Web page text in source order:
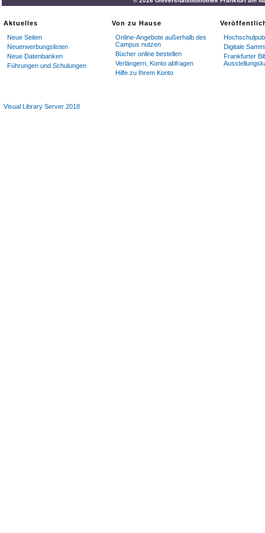
Aktuelles
Neue Seiten
Neuerwerbungslisten
Neue Datenbanken
Führungen und Schulungen
Von zu Hause
Online-Angebote außerhalb des
Campus nutzen
Bücher online bestellen
Verlängern, Konto abfragen
Hilfe zu Ihrem Konto
Digitale
Frankfurter
Visual Library Server 2018